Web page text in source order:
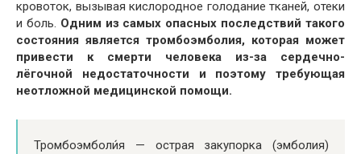
кровоток, вызывая кислородное голодание тканей, отеки
и боль. Одним из самых опасных последствий такого
состояния является тромбоэмболия, которая может
привести к смерти человека из-за сердечно-
лёгочной недостаточности и поэтому требующая
неотложной медицинской помощи.
Тромбоэмболи́я — острая закупорка (эмболия)